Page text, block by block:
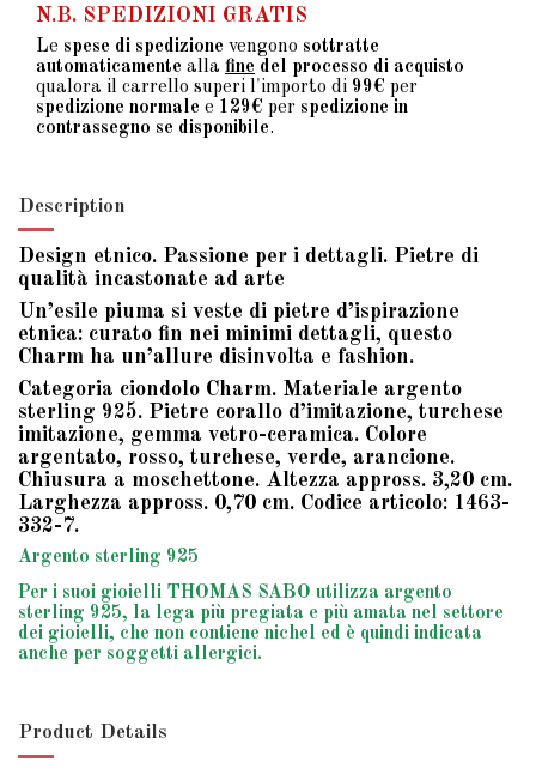
N.B. SPEDIZIONI GRATIS
Le spese di spedizione vengono sottratte
automaticamente alla fine del processo di acquisto
qualora il carrello superi l'importo di 99€ per
spedizione normale e 129€ per spedizione in
contrassegno se disponibile.
Description
Design etnico. Passione per i dettagli. Pietre di
qualità incastonate ad arte
Un’esile piuma si veste di pietre d’ispirazione
etnica: curato fin nei minimi dettagli, questo
Charm ha un’allure disinvolta e fashion.
Categoria ciondolo Charm. Materiale argento
sterling 925. Pietre corallo d’imitazione, turchese
imitazione, gemma vetro-ceramica. Colore
argentato, rosso, turchese, verde, arancione.
Chiusura a moschettone. Altezza appross. 3,20 cm.
Larghezza appross. 0,70 cm. Codice articolo: 1463-
332-7.
Argento sterling 925
Per i suoi gioielli THOMAS SABO utilizza argento
sterling 925, la lega più pregiata e più amata nel settore
dei gioielli, che non contiene nichel ed è quindi indicata
anche per soggetti allergici.
Product Details